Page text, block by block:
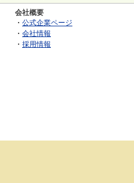
会社概要
・ 公式企業ページ
・ 会社情報
・ 採用情報